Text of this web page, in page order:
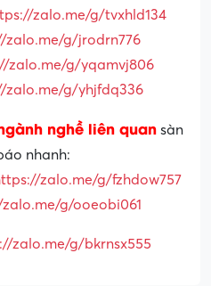
zalo.me/g/tvxhld134
zalo.me/g/jrodrn776
zalo.me/g/yqamvj806
zalo.me/g/yhjfdq336
nghề liên quan sàn
nhanh:
zalo.me/g/fzhdow757
g/ooeobi061
zalo.me/g/bkrnsx555